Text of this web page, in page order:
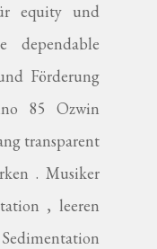
equity und
dependable
Förderung
85 Ozwin
transparent
. Musiker
, leeren